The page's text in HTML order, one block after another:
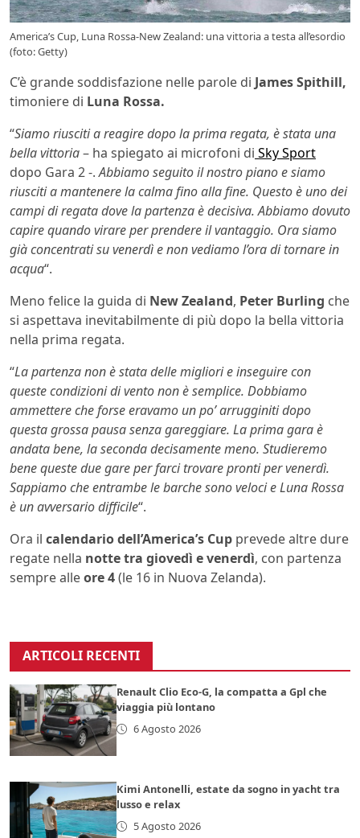
America’s Cup, Luna Rossa-New Zealand: una vittoria a testa all’esordio
(foto: Getty)
C’è grande soddisfazione nelle parole di James Spithill,
timoniere di Luna Rossa.
“Siamo riusciti a reagire dopo la prima regata, è stata una
bella vittoria– ha spiegato ai microfoni di Sky Sport
dopo Gara 2 -.Abbiamo seguito il nostro piano e siamo
riusciti a mantenere la calma fino alla fine. Questo è uno dei
campi di regata dove la partenza è decisiva. Abbiamo dovuto
capire quando virare per prendere il vantaggio. Ora siamo
già concentrati su venerdì e non vediamo l’ora di tornare in
acqua“.
Meno felice la guida di New Zealand, Peter Burling che
si aspettava inevitabilmente di più dopo la bella vittoria
nella prima regata.
“La partenza non è stata delle migliori e inseguire con
queste condizioni di vento non è semplice. Dobbiamo
ammettere che forse eravamo un po’ arrugginiti dopo
questa grossa pausa senza gareggiare. La prima gara è
andata bene, la seconda decisamente meno. Studieremo
bene queste due gare per farci trovare pronti per venerdì.
Sappiamo che entrambe le barche sono veloci e Luna Rossa
è un avversario difficile“.
Ora il calendario dell’America’s Cup prevede altre dure
regate nella notte tra giovedì e venerdì, con partenza
sempre alleore 4(le 16 in Nuova Zelanda).
ARTICOLI RECENTI
Renault Clio Eco-G, la compatta a Gpl che
viaggia più lontano
6 Agosto 2026
Kimi Antonelli, estate da sogno in yacht tra
lusso e relax
5 Agosto 2026